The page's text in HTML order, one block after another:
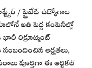
/ ప్రైవేట్ ఉద్యోగాల
అతి పెద్ద కంపెనీల్లో
భారీ రిక్రూట్మెంట్
అర్హతలు,
పూర్తిగా ఈ ఆర్టికల్